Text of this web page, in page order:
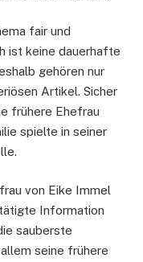
fair und
ist keine dauerhafte
gehören nur
Artikel. Sicher
frühere Ehefrau
spielte in seiner
von Eike Immel
Information
sauberste
seine frühere